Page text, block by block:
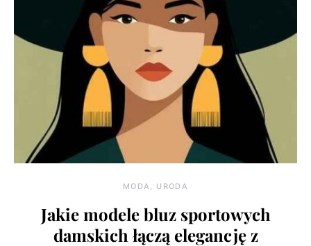
MODA, URODA
Jakie modele bluz sportowych
damskich łączą elegancję z